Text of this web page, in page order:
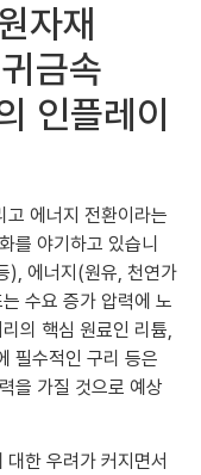
자재
금속
인플레이
고 에너지 전환이라는
를 야기하고 있습니
), 에너지(원유, 천연가
수요 증가 압력에 노
의 핵심 원료인 리튬,
필수적인 구리 등은
을 가질 것으로 예상
한 우려가 커지면서